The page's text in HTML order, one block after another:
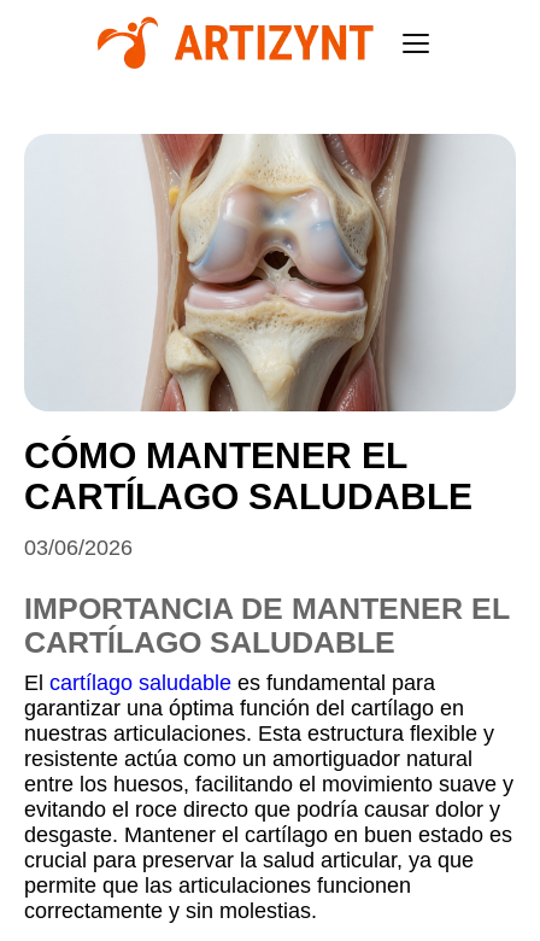
CÓMO MANTENER EL
CARTÍLAGO SALUDABLE
03/06/2026
IMPORTANCIA DE MANTENER EL
CARTÍLAGO SALUDABLE
El cartílago saludable es fundamental para
garantizar una óptima función del cartílago en
nuestras articulaciones. Esta estructura flexible y
resistente actúa como un amortiguador natural
entre los huesos, facilitando el movimiento suave y
evitando el roce directo que podría causar dolor y
desgaste. Mantener el cartílago en buen estado es
crucial para preservar la salud articular, ya que
permite que las articulaciones funcionen
correctamente y sin molestias.